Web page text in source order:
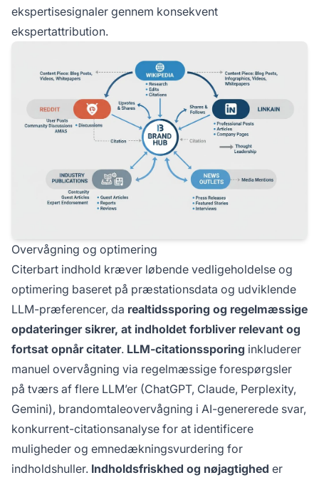
ekspertisesignaler gennem konsekvent
ekspertattribution.
Overvågning og optimering
Citerbart indhold kræver løbende vedligeholdelse og
optimering baseret på præstationsdata og udviklende
LLM-præferencer, da realtidssporing og regelmæssige
opdateringer sikrer, at indholdet forbliver relevant og
fortsat opnår citater. LLM-citationssporing inkluderer
manuel overvågning via regelmæssige forespørgsler
på tværs af flere LLM’er (ChatGPT, Claude, Perplexity,
Gemini), brandomtaleovervågning i AI-genererede svar,
konkurrent-citationsanalyse for at identificere
muligheder og emnedækningsvurdering for
indholdshuller. Indholdsfriskhed og nøjagtighed er